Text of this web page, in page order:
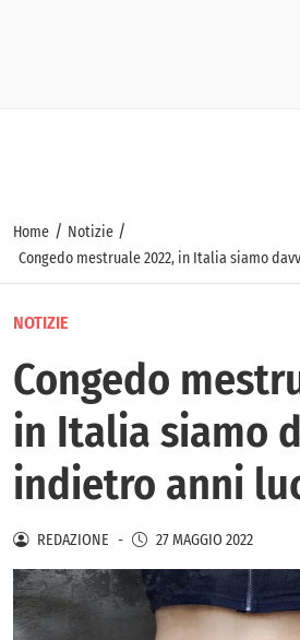
Home / Notizie /
Congedo mestruale 2022, in Italia siamo
NOTIZIE
Congedo
in Italia siamo
indietro anni
REDAZIONE - 27 MAGGIO 2022